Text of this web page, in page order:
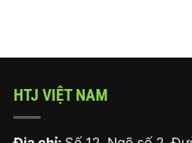
HTJ VIỆT NAM